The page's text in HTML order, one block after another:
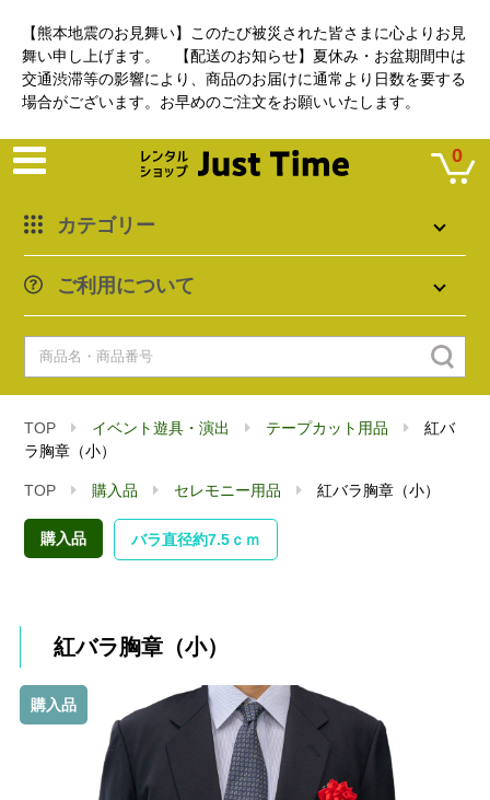
【熊本地震のお見舞い】このたび被災された皆さまに心よりお見
舞い申し上げます。 【配送のお知らせ】夏休み・お盆期間中は
交通渋滞等の影響により、商品のお届けに通常より日数を要する
場合がございます。お早めのご注文をお願いいたします。
カテゴリー
ご利用について
0
TOP イベント遊具・演出 テープカット用品
紅バ
ラ胸章（小）
TOP 購入品 セレモニー用品 紅バラ胸章（小）
購入品 バラ直径約7.5ｃｍ
紅バラ胸章（小）
購入品